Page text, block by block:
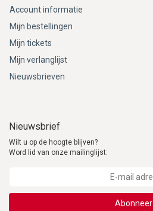
Account informatie
Mijn bestellingen
Mijn tickets
Mijn verlanglijst
Nieuwsbrieven
Nieuwsbrief
Wilt u op de hoogte blijven?
Word lid van onze mailinglijst:
Abonneer